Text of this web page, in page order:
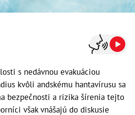
s nedávnou evakuáciou
kvôli andskému hantavírusu sa
bezpečnosti a rizika šírenia tejto
však vnášajú do diskusie